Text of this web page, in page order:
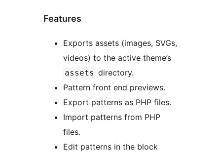
Features
Exports assets (images, SVGs,
videos) to the active theme’s
assets directory.
Pattern front end previews.
Export patterns as PHP files.
Import patterns from PHP
files.
Edit patterns in the block